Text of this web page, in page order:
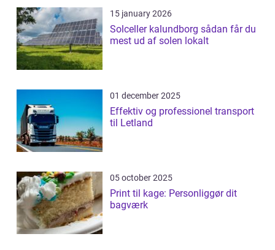
15 january 2026
Solceller kalundborg sådan får du
mest ud af solen lokalt
01 december 2025
Effektiv og professionel transport
til Letland
05 october 2025
Print til kage: Personliggør dit
bagværk